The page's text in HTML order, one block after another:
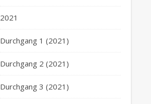
2021
Durchgang 1 (2021)
Durchgang 2 (2021)
Durchgang 3 (2021)